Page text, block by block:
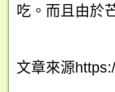
吃。而且由於
文章來源